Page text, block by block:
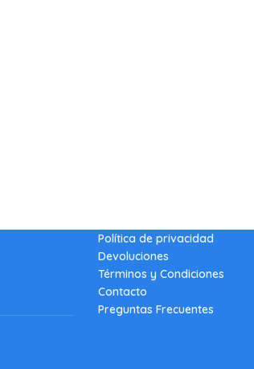
Política de privacidad
Devoluciones
Términos y Condiciones
Contacto
Preguntas Frecuentes